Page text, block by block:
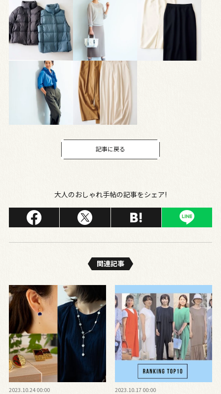
記事に戻る
大人のおしゃれ手帖の記事をシェア!
関連記事
2023.10.24 00:00 2023.10.17 00:00